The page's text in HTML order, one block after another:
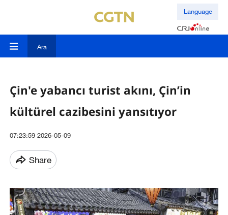
Language
Ara
Çin'e yabancı turist akını, Çin’in
kültürel cazibesini yansıtıyor
07:23:59 2026-05-09
Share